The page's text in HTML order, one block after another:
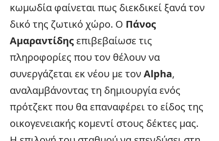
κωμωδία φαίνεται πως διεκδικεί ξανά τον
δικό της ζωτικό χώρο. Ο Πάνος
Αμαραντίδης επιβεβαίωσε τις
πληροφορίες που τον θέλουν να
συνεργάζεται εκ νέου με τον Alpha,
αναλαμβάνοντας τη δημιουργία ενός
πρότζεκτ που θα επαναφέρει το είδος της
οικογενειακής κομεντί στους δέκτες μας.